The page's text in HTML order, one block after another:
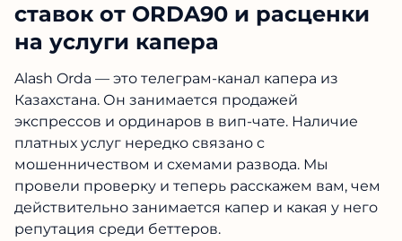
ставок от ORDA90 и расценки
на услуги капера
Alash Orda — это телеграм-канал капера из
Казахстана. Он занимается продажей
экспрессов и ординаров в вип-чате. Наличие
платных услуг нередко связано с
мошенничеством и схемами развода. Мы
провели проверку и теперь расскажем вам, чем
действительно занимается капер и какая у него
репутация среди беттеров.